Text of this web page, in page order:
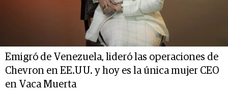
Emigró de Venezuela, lideró las operaciones de
Chevron en EE.UU. y hoy es la única mujer CEO
en Vaca Muerta